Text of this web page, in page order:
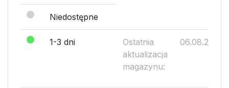
Niedostępne
1-3 dni
Ostatnia
aktualizacja
magazynu:
06.08.2026